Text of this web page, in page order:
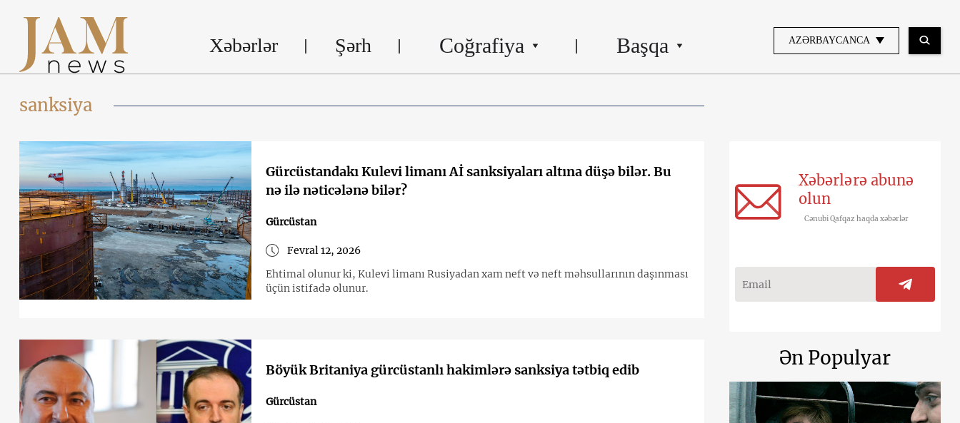
Xəbərlər Şərh Coğrafiya Başqa AZƏRBAYCANCA
sanksiya
Gürcüstandakı Kulevi limanı Aİ sanksiyaları altına düşə bilər. Bu
nə ilə nəticələnə bilər?
Gürcüstan
Fevral 12, 2026
Ehtimal olunur ki, Kulevi limanı Rusiyadan xam neft və neft məhsullarının daşınması
üçün istifadə olunur.
Böyük Britaniya gürcüstanlı hakimlərə sanksiya tətbiq edib
Gürcüstan
Xəbərlərə abunə
olun
Cənubi Qafqaz haqda xəbərlər
Ən Populyar